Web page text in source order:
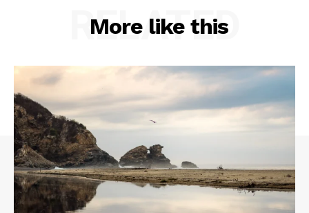
More like this
RELATED